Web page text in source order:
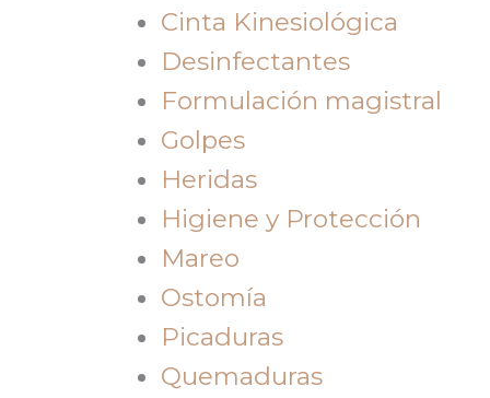
Cinta Kinesiológica
Desinfectantes
Formulación magistral
Golpes
Heridas
Higiene y Protección
Mareo
Ostomía
Picaduras
Quemaduras